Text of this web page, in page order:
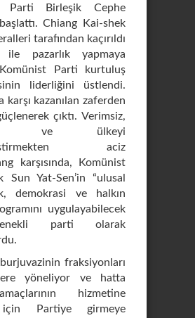
Parti Birleşik Cephe
başlattı. Chiang Kai-shek
tarafından kaçırıldı
pazarlık yapmaya
Parti kurtuluş
liderliğini üstlendi.
karşı kazanılan zaferden
çıktı. Verimsiz,
ve ülkeyi
aciz
karşısında, Komünist
Sun Yat-Sen’in “ulusal
demokrasi ve halkın
uygulayabilecek
parti olarak
fraksiyonları
yöneliyor ve hatta
hizmetine
Partiye girmeye